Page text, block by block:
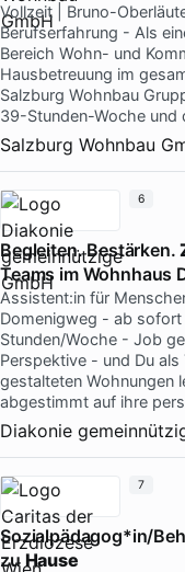
Vollzeit | Bruno-
Berufserfahrung - Als
Bereich Wohn- und
Hausbetreuung im
Salzburg Wohnbau
39-Stunden-Woche und
Salzburg Wohnbau
Begleiten. Bestärken.
Teams im Wohnhaus
Assistent:in für
Domenigweg - ab
Stunden/Woche - Job
Perspektive - und Du
gestalteten Wohnungen
abgestimmt auf ihre
Diakonie
6
Sozialpädagog*in/
zu Hause
7